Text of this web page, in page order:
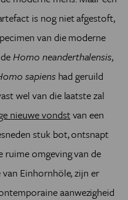
is nog niet afgestoft,
van die moderne
deHomo neanderthalensis,
sapienshad geruild
wel van die laatste zal
nieuwe vondstvan een
stuk bot, ontsnapt
ruime omgeving van de
Einhornhöle, zijn er
aanwezigheid